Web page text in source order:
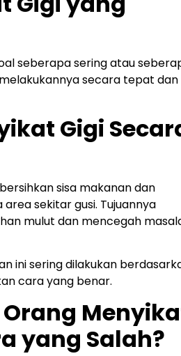
seberapa sering atau
secara tepat dan
Gigi
sisa makanan dan
sekitar gusi. Tujuannya
mulut dan mencegah
ini sering dilakukan
cara yang benar.
yang Salah?